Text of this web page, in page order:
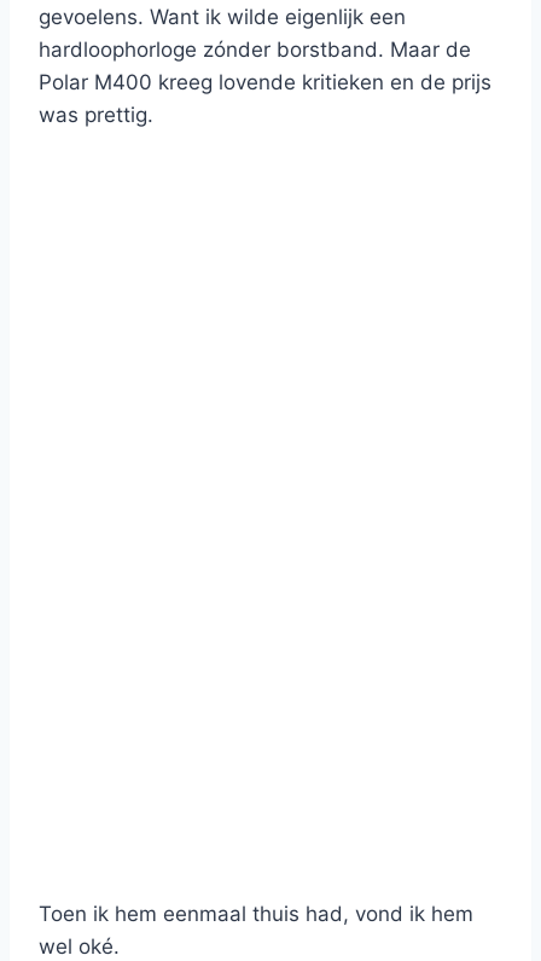
gevoelens. Want ik wilde eigenlijk een
hardloophorloge zónder borstband. Maar de
Polar M400 kreeg lovende kritieken en de prijs
was prettig.
Toen ik hem eenmaal thuis had, vond ik hem
wel oké.